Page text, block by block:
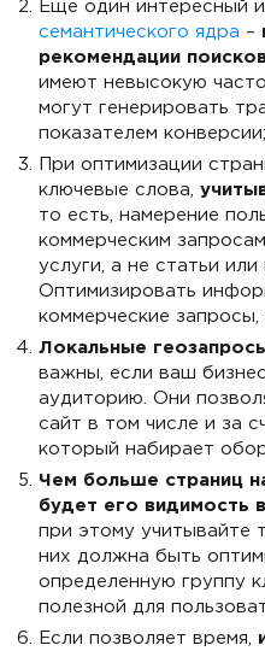
Еще один интересный
семантического ядра –
рекомендации
имеют невысокую
могут генерировать
показателем конверсии;
При оптимизации
ключевые слова,
то есть, намерение
коммерческим
услуги, а не статьи
Оптимизировать
коммерческие
Локальные
важны, если ваш
аудиторию. Они
сайт в том числе и за
который набирает
Чем больше страниц
будет его видимость
при этому учитывайте
них должна быть
определенную группу
полезной для
Если позволяет время,